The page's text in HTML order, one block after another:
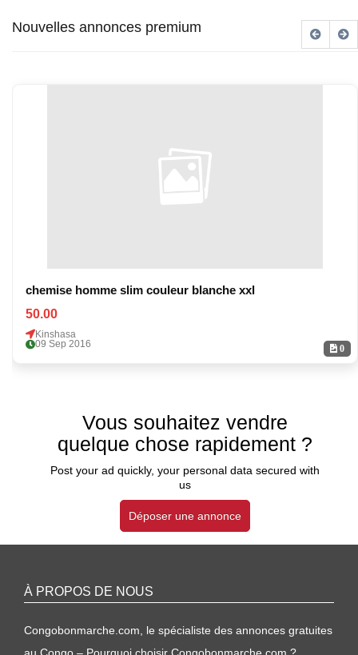
Nouvelles annonces premium
0
chemise homme slim couleur blanche xxl
50.00
Kinshasa
09 Sep 2016
Vous souhaitez vendre
quelque chose rapidement ?
Post your ad quickly, your personal data secured with
us
Déposer une annonce
À PROPOS DE NOUS
Congobonmarche.com, le spécialiste des annonces gratuites